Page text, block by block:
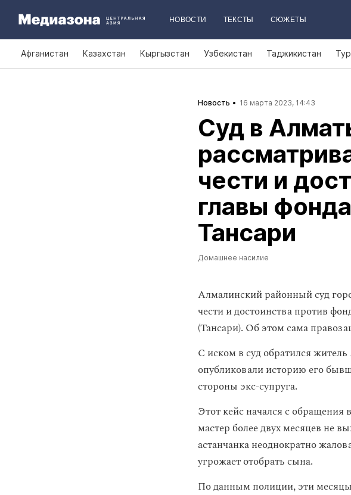
НОВОСТИ ТЕКСТЫ СЮЖЕТЫ
Афганистан Казахстан Кыргызстан Узбекистан Таджикистан
Новость 16 марта 2023, 14:43
Суд в
чести и
главы
Тансари
Домашнее насилие
Алмалинский районный суд
чести и достоинства против
(Тансари). Об этом сама
С иском в суд обратился
опубликовали историю его
стороны экс-супруга.
Этот кейс начался с обращения
мастер более двух месяцев не
астанчанка неоднократно
угрожает отобрать сына.
По данным полиции, эти месяцы